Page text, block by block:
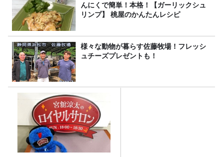
んにくで簡単！本格！【ガーリックシュ
リンプ】 桃屋のかんたんレシピ
様々な動物が暮らす佐藤牧場！フレッシ
ュチーズプレゼントも！